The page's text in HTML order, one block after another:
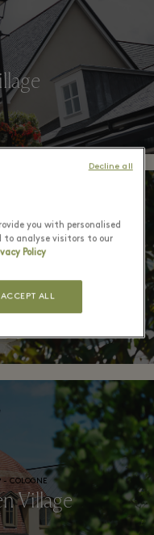
- COLOGNE
Village
you with personalised
analyse visitors to our
Policy
ACCEPT ALL
Decline all